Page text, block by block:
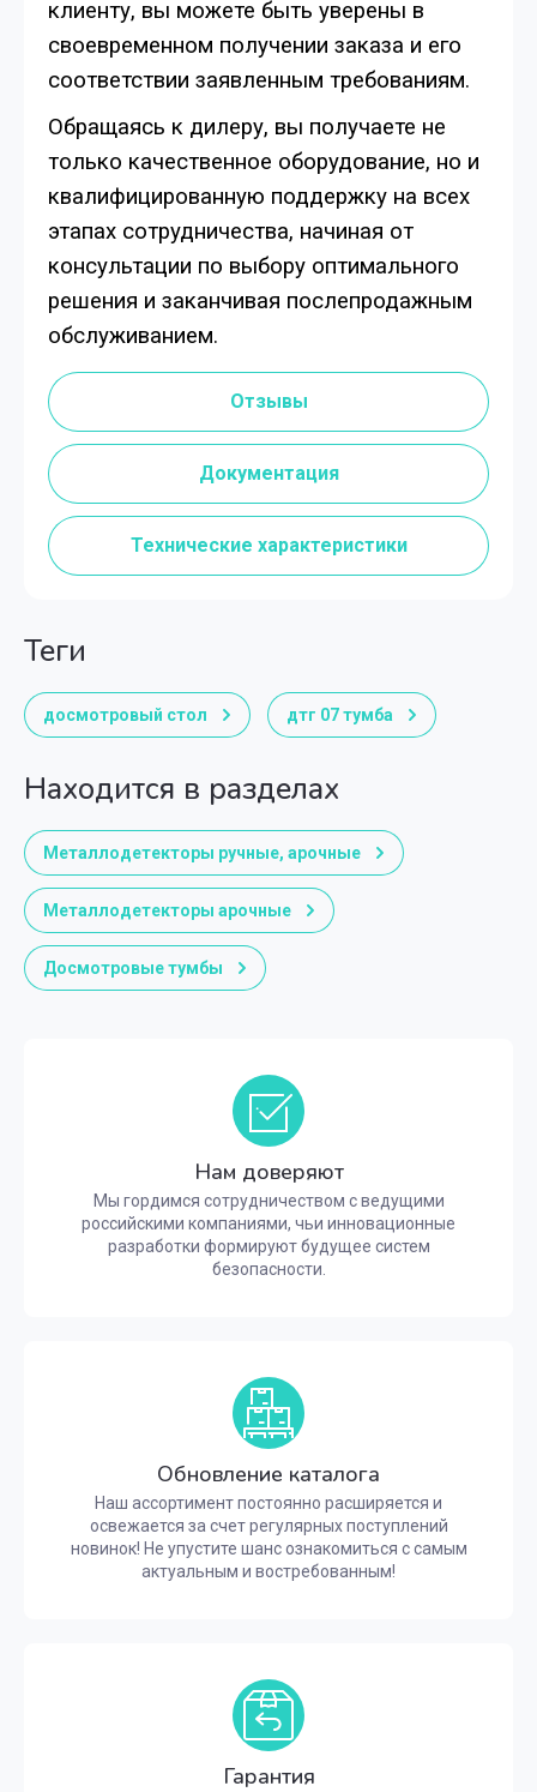
клиенту, вы можете быть уверены в
своевременном получении заказа и его
соответствии заявленным требованиям.
Обращаясь к дилеру, вы получаете не
только качественное оборудование, но и
квалифицированную поддержку на всех
этапах сотрудничества, начиная от
консультации по выбору оптимального
решения и заканчивая послепродажным
обслуживанием.
Отзывы
Документация
Технические характеристики
теги
досмотровый стол дтг 07 тумба
Находится в разделах
Металлодетекторы ручные, арочные
Металлодетекторы арочные
Досмотровые тумбы
Нам доверяют
Мы гордимся сотрудничеством с ведущими
российскими компаниями, чьи инновационные
разработки формируют будущее систем
безопасности.
Обновление каталога
Наш ассортимент постоянно расширяется и
освежается за счет регулярных поступлений
новинок! Не упустите шанс ознакомиться с самым
актуальным и востребованным!
Гарантия